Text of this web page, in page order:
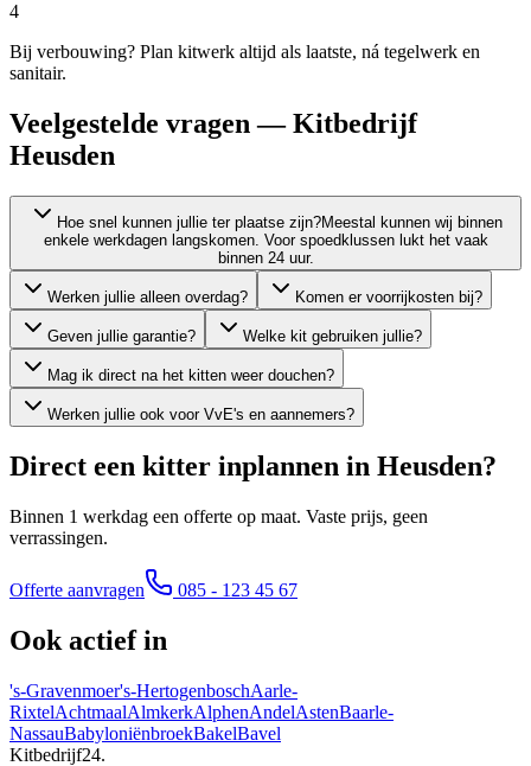
4
Bij verbouwing? Plan kitwerk altijd als laatste, ná tegelwerk en
sanitair.
Veelgestelde vragen — Kitbedrijf
Heusden
Hoe snel kunnen jullie ter plaatse zijn?Meestal kunnen wij binnen
enkele werkdagen langskomen. Voor spoedklussen lukt het vaak
binnen 24 uur.
Werken jullie alleen overdag? Komen er voorrijkosten bij?
Geven jullie garantie? Welke kit gebruiken jullie?
Mag ik direct na het kitten weer douchen?
Werken jullie ook voor VvE's en aannemers?
Direct een kitter inplannen in Heusden?
Binnen 1 werkdag een offerte op maat. Vaste prijs, geen
verrassingen.
Offerte aanvragen 085 - 123 45 67
Ook actief in
's-Gravenmoer's-HertogenboschAarle-
RixtelAchtmaalAlmkerkAlphenAndelAstenBaarle-
NassauBabyloniënbroekBakelBavel
Kitbedrijf24.